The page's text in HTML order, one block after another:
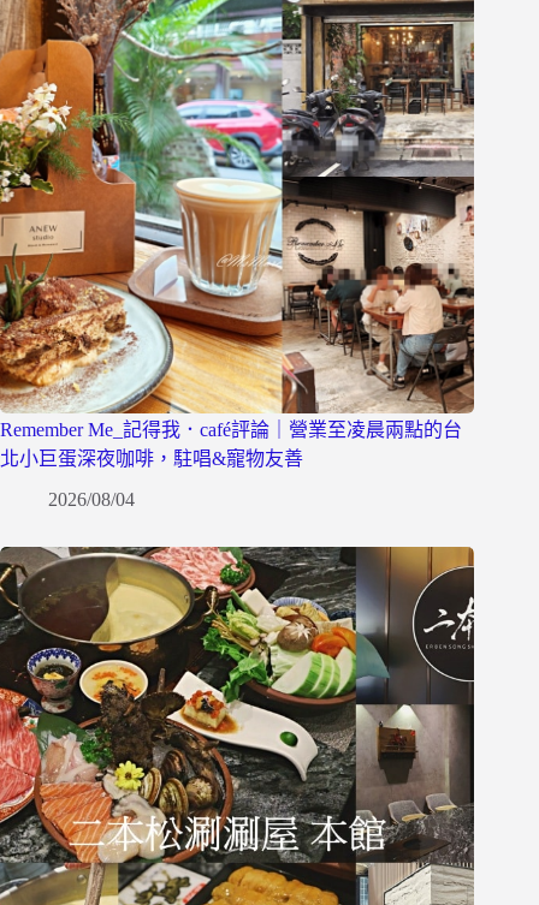
Remember Me_記得我．café評論｜營業至凌晨兩點的台
北小巨蛋深夜咖啡，駐唱&寵物友善
2026/08/04